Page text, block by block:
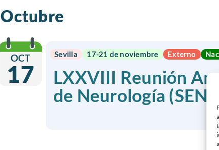
Octubre
OCT
17
Sevilla 17-21 de noviembre Externo
LXXVIII Reunión
de Neurología (SEN)